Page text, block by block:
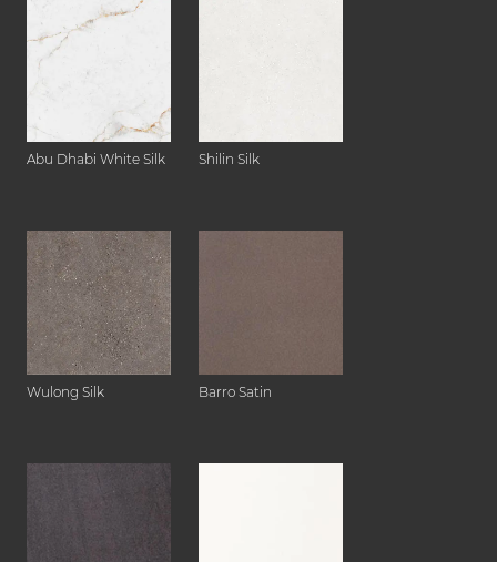
Abu Dhabi White Silk Shilin Silk
Wulong Silk Barro Satin